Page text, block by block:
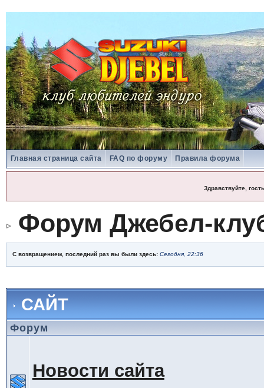
Главная страница сайта FAQ по форуму Правила форума
Здравствуйте, гость
Форум Джебел-
С возвращением, последний раз вы были здесь: Сегодня, 22:36
САЙТ
Форум
Новости сайта